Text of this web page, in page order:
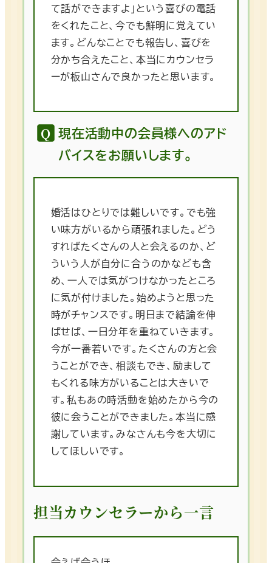
て話ができますよ」という喜びの電話
をくれたこと、今でも鮮明に覚えてい
ます。どんなことでも報告し、喜びを
分かち合えたこと、本当にカウンセラ
ーが板山さんで良かったと思います。
現在活動中の会員様へのアド
バイスをお願いします。
婚活はひとりでは難しいです。でも強
い味方がいるから頑張れました。どう
すればたくさんの人と会えるのか、ど
ういう人が自分に合うのかなども含
め、一人では気がつけなかったところ
に気が付けました。始めようと思った
時がチャンスです。明日まで結論を伸
ばせば、一日分年を重ねていきます。
今が一番若いです。たくさんの方と会
うことができ、相談もでき、励まして
もくれる味方がいることは大きいで
す。私もあの時活動を始めたから今の
彼に会うことができました。本当に感
謝しています。みなさんも今を大切に
してほしいです。
担当カウンセラーから一言